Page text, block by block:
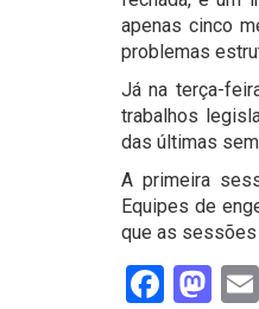
apenas cinco
problemas
Já na terça-
trabalhos
das últimas
A primeira
Equipes de
que as sessões